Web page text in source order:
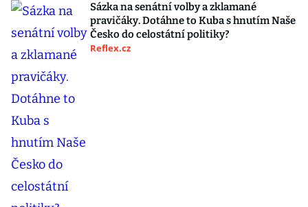
Sázka na senátní volby a zklamané
pravičáky. Dotáhne to Kuba s hnutím Naše
Česko do celostátní politiky?
Reflex.cz